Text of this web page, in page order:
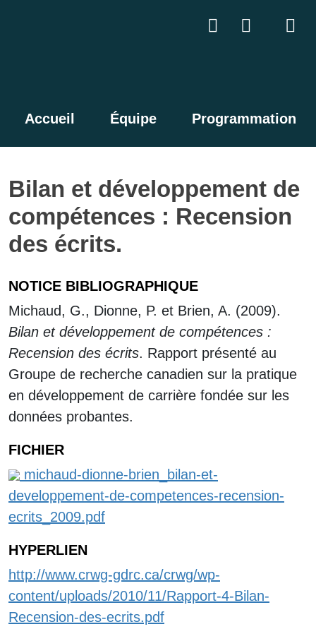
Accueil Équipe Programmation
Bilan et développement de
compétences : Recension
des écrits.
NOTICE BIBLIOGRAPHIQUE
Michaud, G., Dionne, P. et Brien, A. (2009).
Bilan et développement de compétences :
Recension des écrits. Rapport présenté au
Groupe de recherche canadien sur la pratique
en développement de carrière fondée sur les
données probantes.
FICHIER
michaud-dionne-brien_bilan-et-
developpement-de-competences-recension-
ecrits_2009.pdf
HYPERLIEN
http://www.crwg-gdrc.ca/crwg/wp-
content/uploads/2010/11/Rapport-4-Bilan-
Recension-des-ecrits.pdf